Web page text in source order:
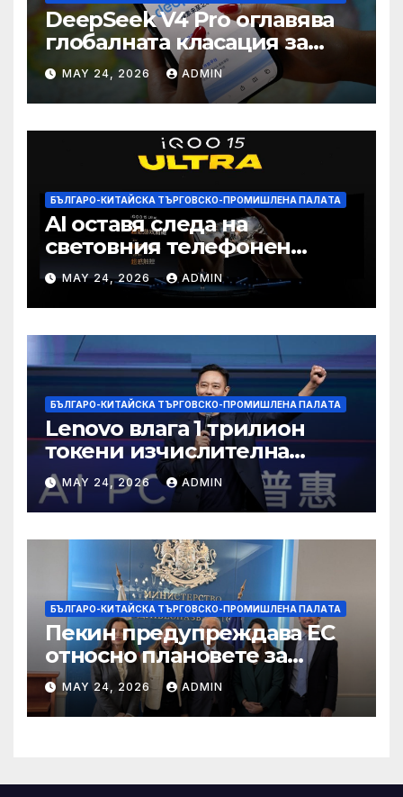
DeepSeek V4 Pro оглавява
глобалната класация за
печалба след 75%
намаление на цената
MAY 24, 2026 ADMIN
БЪЛГАРО-КИТАЙСКА ТЪРГОВСКО-ПРОМИШЛЕНА ПАЛAТА
AI оставя следа на
световния телефонен
пазар
MAY 24, 2026 ADMIN
БЪЛГАРО-КИТАЙСКА ТЪРГОВСКО-ПРОМИШЛЕНА ПАЛAТА
Lenovo влага 1 трилион
токени изчислителна
мощност в AI екосистемата
MAY 24, 2026 ADMIN
БЪЛГАРО-КИТАЙСКА ТЪРГОВСКО-ПРОМИШЛЕНА ПАЛAТА
Пекин предупреждава ЕС
относно плановете за
насочване към китайски
продукти
MAY 24, 2026 ADMIN